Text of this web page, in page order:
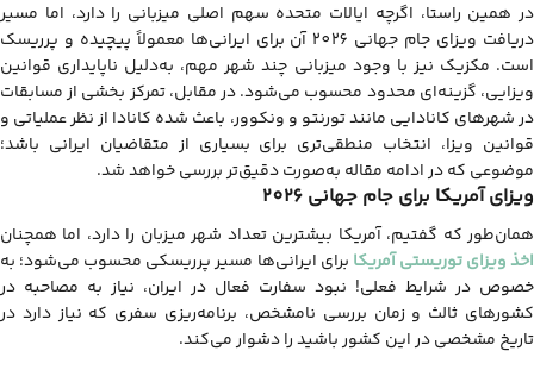
در همین راستا، اگرچه ایالات متحده سهم اصلی میزبانی را دارد، اما مسیر
دریافت ویزای جام جهانی 2026 آن برای ایرانی‌ها معمولاً پیچیده و پرریسک
است. مکزیک نیز با وجود میزبانی چند شهر مهم، به‌دلیل ناپایداری قوانین
ویزایی، گزینه‌ای محدود محسوب می‌شود. در مقابل، تمرکز بخشی از مسابقات
در شهرهای کانادایی مانند تورنتو و ونکوور، باعث شده کانادا از نظر عملیاتی و
قوانین ویزا، انتخاب منطقی‌تری برای بسیاری از متقاضیان ایرانی باشد؛
موضوعی که در ادامه مقاله به‌صورت دقیق‌تر بررسی خواهد شد.
ویزای آمریکا برای جام جهانی 2026
همان‌طور که گفتیم، آمریکا بیشترین تعداد شهر میزبان را دارد، اما همچنان
اخذ ویزای توریستی آمریکا برای ایرانی‌ها مسیر پرریسکی محسوب می‌شود؛ به
خصوص در شرایط فعلی! نبود سفارت فعال در ایران، نیاز به مصاحبه در
کشورهای ثالث و زمان بررسی نامشخص، برنامه‌ریزی سفری که نیاز دارد در
تاریخ مشخصی در این کشور باشید را دشوار می‌کند.